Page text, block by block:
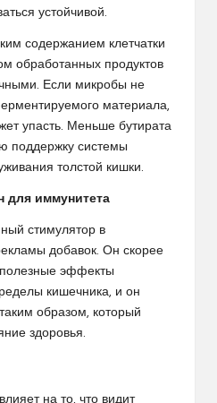
устойчивой.
содержанием клетчатки
обработанных продуктов
Если микробы не
материала,
упасть. Меньше бутирата
поддержку системы
толстой кишки.
для иммунитета
стимулятор в
добавок. Он скорее
эффекты
кишечника, и он
образом, который
здоровья.
на то, что видит